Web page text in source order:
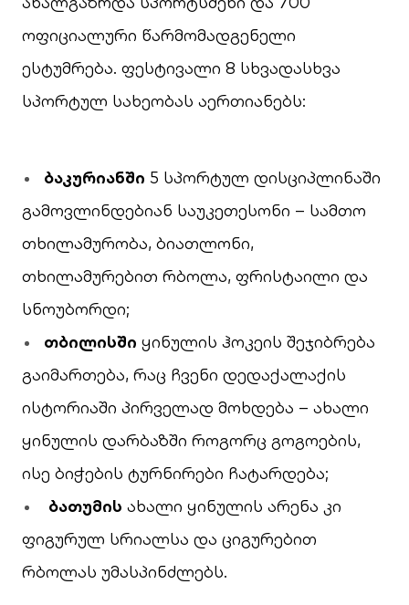
ოფიციალური წარმომადგენელი
ესტუმრება. ფესტივალი 8 სხვადასხვა
სპორტულ სახეობას აერთიანებს:
ბაკურიანში 5 სპორტულ დისციპლინაში
გამოვლინდებიან საუკეთესონი – სამთო
თხილამურობა, ბიათლონი,
თხილამურებით რბოლა, ფრისტაილი და
სნოუბორდი;
თბილისში ყინულის ჰოკეის შეჯიბრება
გაიმართება, რაც ჩვენი დედაქალაქის
ისტორიაში პირველად მოხდება – ახალი
ყინულის დარბაზში როგორც გოგოების,
ისე ბიჭების ტურნირები ჩატარდება;
ბათუმის ახალი ყინულის არენა კი
ფიგურულ სრიალსა და ციგურებით
რბოლას უმასპინძლებს.